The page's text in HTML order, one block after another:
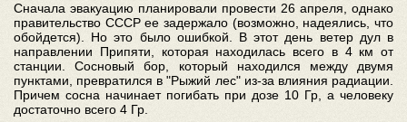
Сначала эвакуацию планировали провести 26 апреля, однако
правительство СССР ее задержало (возможно, надеялись, что
обойдется). Но это было ошибкой. В этот день ветер дул в
направлении Припяти, которая находилась всего в 4 км от
станции. Сосновый бор, который находился между двумя
пунктами, превратился в "Рыжий лес" из-за влияния радиации.
Причем сосна начинает погибать при дозе 10 Гр, а человеку
достаточно всего 4 Гр.